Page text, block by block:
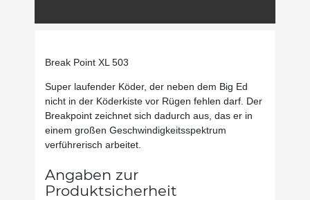
Break Point XL 503
Super laufender Köder, der neben dem Big Ed
nicht in der Köderkiste vor Rügen fehlen darf. Der
Breakpoint zeichnet sich dadurch aus, das er in
einem großen Geschwindigkeitsspektrum
verführerisch arbeitet.
Angaben zur
Produktsicherheit